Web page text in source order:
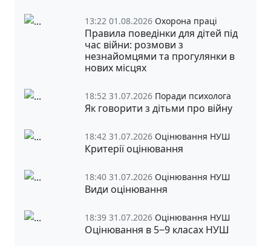
13:22 01.08.2026 Охорона праці
Правила поведінки для дітей під
час війни: розмови з
незнайомцями та прогулянки в
нових місцях
18:52 31.07.2026 Поради психолога
Як говорити з дітьми про війну
18:42 31.07.2026 Оцінювання НУШ
Критерії оцінювання
18:40 31.07.2026 Оцінювання НУШ
Види оцінювання
18:39 31.07.2026 Оцінювання НУШ
Оцінювання в 5‒9 класах НУШ